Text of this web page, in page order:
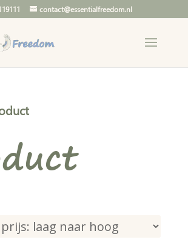
contact@essentialfreedom.nl